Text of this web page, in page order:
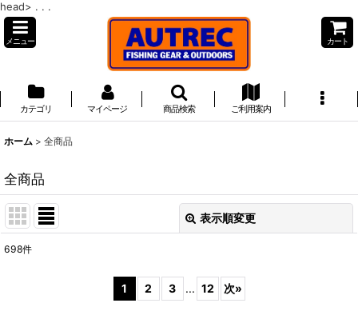
head> . . .
メニュー カート
カテゴリ マイページ 商品検索 ご利用案内
ホーム > 全商品
全商品
表示順変更
698件
1 2 3 ... 12 次»